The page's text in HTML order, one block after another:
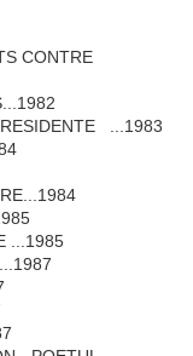
CONTRE
...1983
...1985